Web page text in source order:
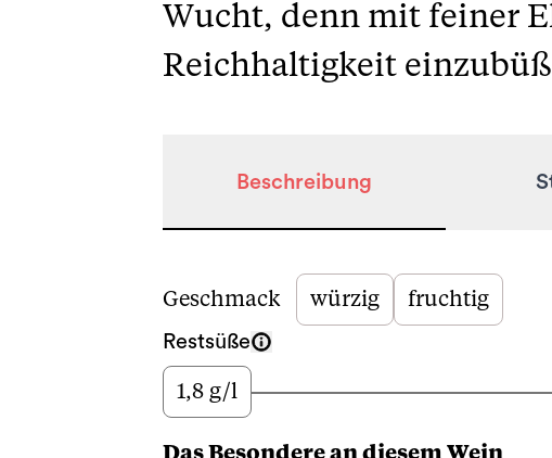
Wucht, denn mit feiner
Reichhaltigkeit
Beschreibung
Beschreibung
Geschmack würzig fruchtig
Restsüße
Wenig
1,8 g/l
Das Besondere an diesem Wein